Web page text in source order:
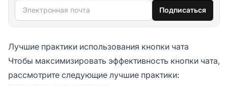
Электронная почта Подписаться
Лучшие практики использования кнопки чата
Чтобы максимизировать эффективность кнопки чата,
рассмотрите следующие лучшие практики: